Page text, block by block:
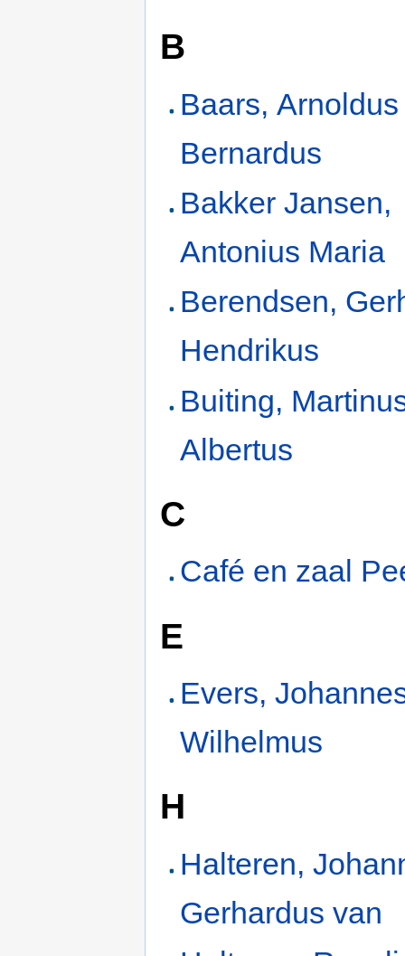
B
Baars, Arnoldus
Bernardus
Bakker Jansen,
Antonius Maria
Berendsen,
Hendrikus
Buiting,
Albertus
C
Café en zaal
E
Evers,
Wilhelmus
H
Halteren,
Gerhardus van